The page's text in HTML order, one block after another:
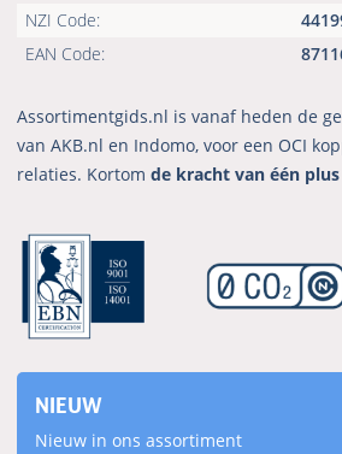
NZI Code:
EAN Code:
Assortimentgids.nl is vanaf heden de
van AKB.nl en Indomo, voor een OCI
relaties. Kortomde kracht van één
NIEUW
Nieuw in ons assortiment